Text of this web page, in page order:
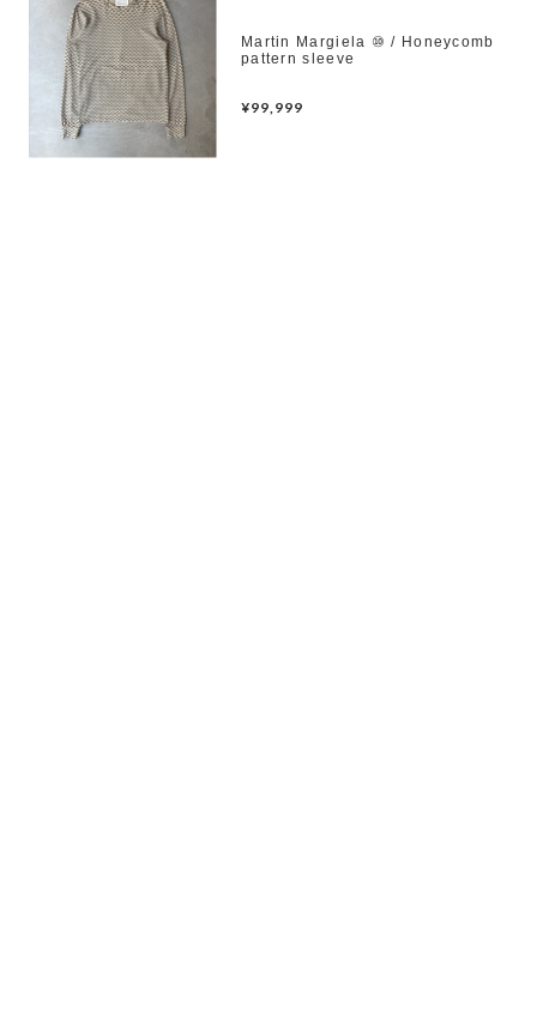
Martin Margiela ⑩ / Honeycomb
pattern sleeve
¥99,999